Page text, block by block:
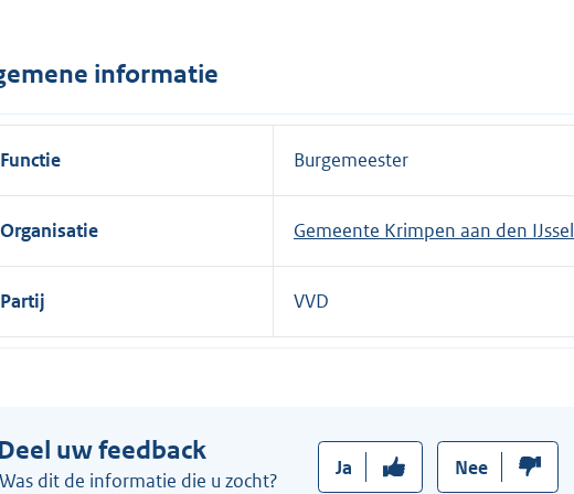
l
n
:
informatie
Functie Burgemeester
Organisatie Gemeente Krimpen aan den IJssel
Partij VVD
uw feedback
Was dit de informatie die u zocht?
Ja Nee